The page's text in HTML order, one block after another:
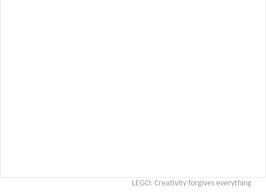
LEGO: Creativity forgives everything